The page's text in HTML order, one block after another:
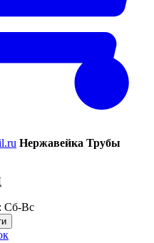
Нержавейка Трубы
Сб-Вс